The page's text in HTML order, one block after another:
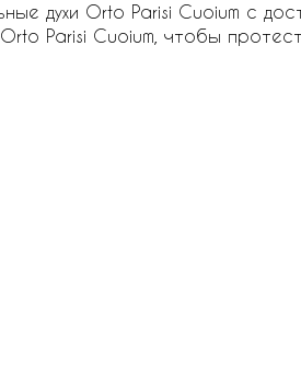
духи Orto Parisi Cuoium с
Parisi Cuoium, чтобы